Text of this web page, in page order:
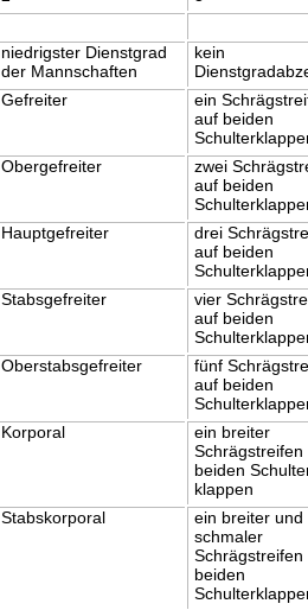
niedrigster Dienstgrad
der Mannschaften
kein
Gefreiter
ein
auf beiden
Obergefreiter
zwei
auf beiden
Hauptgefreiter
drei
auf beiden
Stabsgefreiter
vier
auf beiden
Oberstabsgefreiter
fünf
auf beiden
Korporal
ein breiter
Schrägstreifen
beiden
klappen
Stabskorporal
ein breiter und
schmaler
Schrägstreifen
beiden